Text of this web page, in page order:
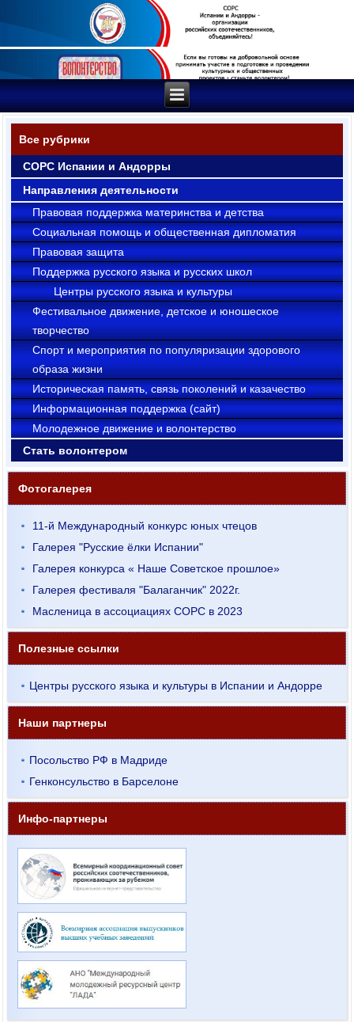
Все рубрики
СОРС Испании и Андорры
Направления деятельности
Правовая поддержка материнства и детства
Социальная помощь и общественная дипломатия
Правовая защита
Поддержка русского языка и русских школ
Центры русского языка и культуры
Фестивальное движение, детское и юношеское
творчество
Cпорт и мероприятия по популяризации здорового
образа жизни
Историческая память, связь поколений и казачество
Информационная поддержка (сайт)
Молодежное движение и волонтерство
Стать волонтером
Фотогалерея
11-й Международный конкурс юных чтецов
Галерея "Русские ёлки Испании"
Галерея конкурса « Наше Советское прошлое»
Галерея фестиваля "Балаганчик" 2022г.
Масленица в ассоциациях СОРС в 2023
Полезные ссылки
Центры русского языка и культуры в Испании и Андорре
Наши партнеры
Посольство РФ в Мадриде
Генконсульство в Барселоне
Инфо-партнеры